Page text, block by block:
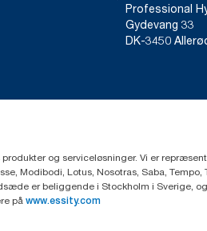
Professional
Gydevang 33
DK-3450
og serviceløsninger. Vi er
Modibodi, Lotus, Nosotras, Saba, Tempo,
er beliggende i Stockholm i Sverige,
på www.essity.com